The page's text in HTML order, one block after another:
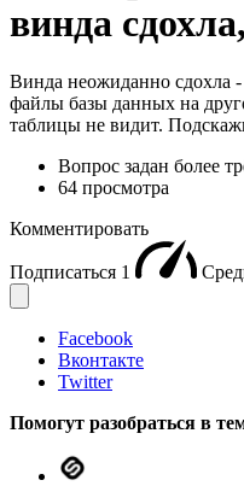
винда
Винда неожиданно сдохла -
файлы базы данных на
таблицы не видит.
Вопрос задан более
64 просмотра
Комментировать
Подписаться 1
Facebook
Вконтакте
Twitter
Помогут разобраться в